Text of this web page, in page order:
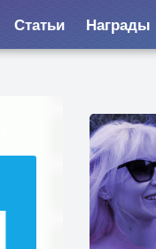
Статьи Награды